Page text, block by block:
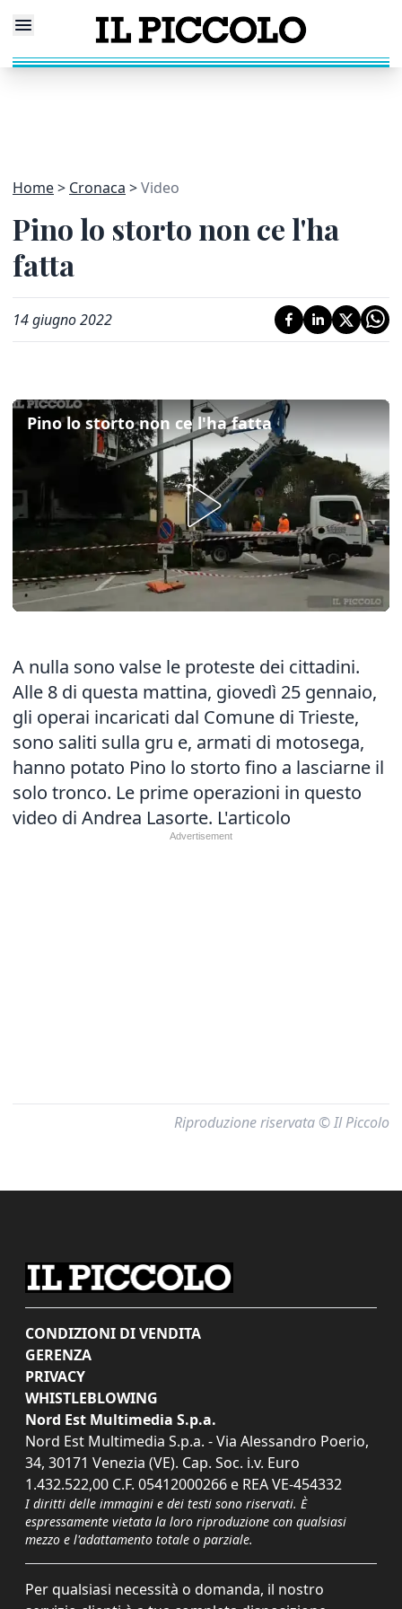
Home Cronaca Video
Pino lo storto non ce l'ha
fatta
14 giugno 2022
Pino lo storto non ce l'ha fatta
A nulla sono valse le proteste dei cittadini.
Alle 8 di questa mattina, giovedì 25 gennaio,
gli operai incaricati dal Comune di Trieste,
sono saliti sulla gru e, armati di motosega,
hanno potato Pino lo storto fino a lasciarne il
solo tronco. Le prime operazioni in questo
video di Andrea Lasorte. L'articolo
Riproduzione riservata © Il Piccolo
CONDIZIONI DI VENDITA
GERENZA
PRIVACY
WHISTLEBLOWING
Nord Est Multimedia S.p.a.
Nord Est Multimedia S.p.a. - Via Alessandro Poerio,
34, 30171 Venezia (VE). Cap. Soc. i.v. Euro
1.432.522,00 C.F. 05412000266 e REA VE-454332
I diritti delle immagini e dei testi sono riservati. È
espressamente vietata la loro riproduzione con qualsiasi
mezzo e l'adattamento totale o parziale.
Per qualsiasi necessità o domanda, il nostro